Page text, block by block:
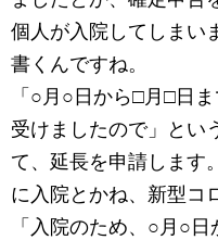
個人が入院してしまい
書くんですね。
「○月○日から□月□日
受けましたので」とい
て、延長を申請します
に入院とかね、新型コ
「入院のため、○月○